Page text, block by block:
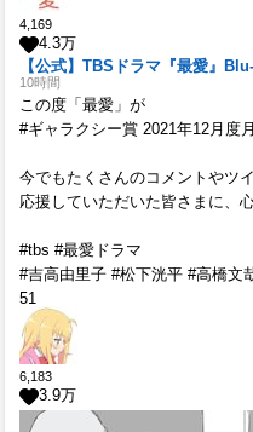
4,169
4.3万
【公式】TBSドラマ『最愛』
10時間
この度「最愛」が
#ギャラクシー賞 2021年12月度
今でもたくさんのコメントやツ
応援していただいた皆さまに、
#tbs #最愛ドラマ
#吉高由里子 #松下洸平 #高橋文
51
6,183
3.9万